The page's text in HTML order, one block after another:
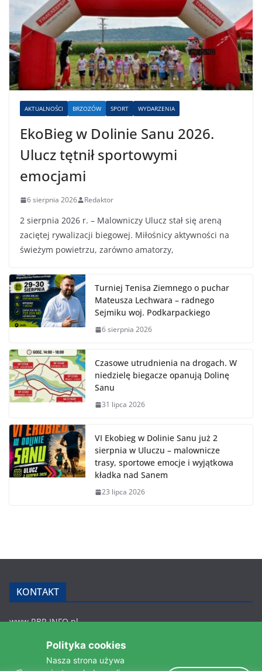
AKTUALNOŚCI BRZOZÓW SPORT WYDARZENIA
EkoBieg w Dolinie Sanu 2026.
Ulucz tętnił sportowymi
emocjami
6 sierpnia 2026 Redaktor
2 sierpnia 2026 r. – Malowniczy Ulucz stał się areną
zaciętej rywalizacji biegowej. Miłośnicy aktywności na
świeżym powietrzu, zarówno amatorzy,
Turniej Tenisa Ziemnego o puchar
Mateusza Lechwara – radnego
Sejmiku woj. Podkarpackiego
6 sierpnia 2026
Czasowe utrudnienia na drogach. W
niedzielę biegacze opanują Dolinę
Sanu
31 lipca 2026
VI Ekobieg w Dolinie Sanu już 2
sierpnia w Uluczu – malownicze
trasy, sportowe emocje i wyjątkowa
kładka nad Sanem
23 lipca 2026
KONTAKT
www.RBR.INFO.pl
36-200 Brzozów
rbr.info.pl@gmail.com
Polityka cookies
Nasza strona używa